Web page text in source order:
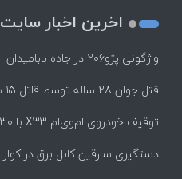
اخرین اخبار سایت
واژگونی پژو۲۰۶ در جاده بابامیدان- نورآباد با ۳ مصدوم
قتل جوان 28 ساله توسط قاتل 15 ساله در کازرون
توقیف خودروی ام‌وی‌ام X33 با ۱۳۰ میلیون ریال خلافی در سروستان
دستگیری سارقین کابل برق در کوار